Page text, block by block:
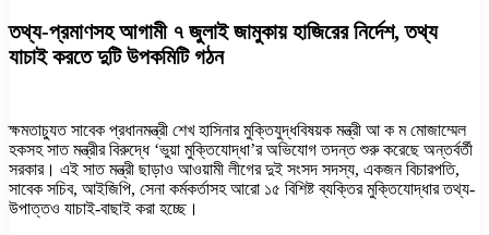
তথ্য-প্রমাণসহ আগামী ৭ জুলাই জামুকায় হাজিরের নির্দেশ, তথ্য
যাচাই করতে দুটি উপকমিটি গঠন
ক্ষমতাচ্যুত সাবেক প্রধানমন্ত্রী শেখ হাসিনার মুক্তিযুদ্ধবিষয়ক মন্ত্রী আ ক ম মোজাম্মেল
হকসহ সাত মন্ত্রীর বিরুদ্ধে ‘ভুয়া মুক্তিযোদ্ধা’র অভিযোগ তদন্ত শুরু করেছে অন্তর্বর্তী
সরকার। এই সাত মন্ত্রী ছাড়াও আওয়ামী লীগের দুই সংসদ সদস্য, একজন বিচারপতি,
সাবেক সচিব, আইজিপি, সেনা কর্মকর্তাসহ আরো ১৫ বিশিষ্ট ব্যক্তির মুক্তিযোদ্ধার তথ্য-
উপাত্তও যাচাই-বাছাই করা হচ্ছে।